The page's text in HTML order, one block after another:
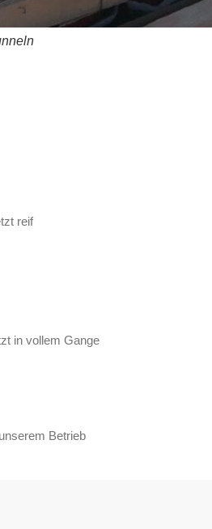
reif
in vollem Gange
Betrieb